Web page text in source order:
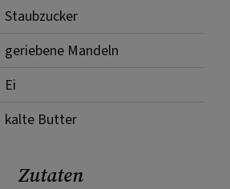
Staubzucker
geriebene Mandeln
Ei
kalte Butter
Zutaten